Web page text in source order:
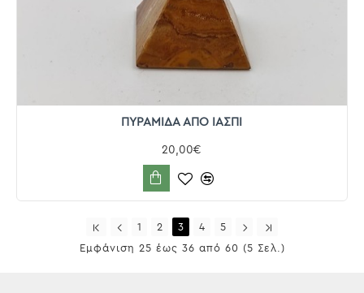
ΠΥΡΑΜΙΔΑ ΑΠΟ ΙΑΣΠΙ
20,00€
1 2 3 4
5
Εμφάνιση 25 έως 36 από 60 (5 Σελ.)